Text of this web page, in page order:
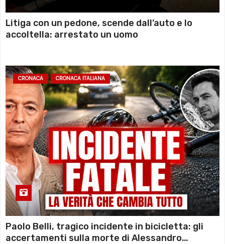
Litiga con un pedone, scende dall’auto e lo
accoltella: arrestato un uomo
CRONACA CRONACA ITALIANA
Paolo Belli, tragico incidente in bicicletta: gli
accertamenti sulla morte di Alessandro